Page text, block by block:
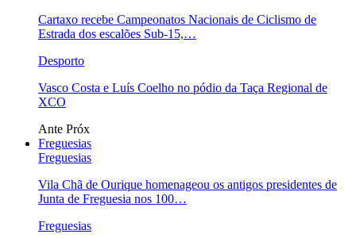
Cartaxo recebe Campeonatos Nacionais de Ciclismo de
Estrada dos escalões Sub-15,…
Desporto
Vasco Costa e Luís Coelho no pódio da Taça Regional de
XCO
Ante Próx
Freguesias
Freguesias
Vila Chã de Ourique homenageou os antigos presidentes de
Junta de Freguesia nos 100…
Freguesias